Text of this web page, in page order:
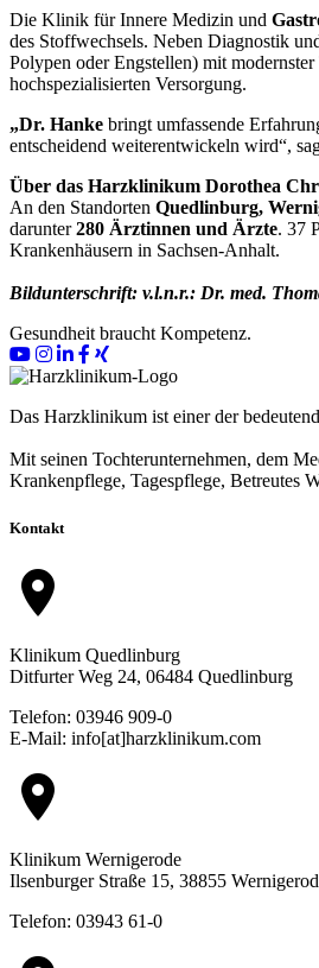
Die Klinik für Innere Medizin und
des Stoffwechsels. Neben Diagnostik
Polypen oder Engstellen) mit
hochspezialisierten Versorgung.
„Dr. Hanke bringt umfassende
entscheidend weiterentwickeln wird“,
Über das Harzklinikum Dorothea
An den Standorten Quedlinburg,
darunter280 Ärztinnen und Ärzte. 37
Krankenhäusern in Sachsen-Anhalt.
Bildunterschrift: v.l.n.r.: Dr. med.
Gesundheit braucht Kompetenz.
Das Harzklinikum ist einer der
Mit seinen Tochterunternehmen, dem
Krankenpflege, Tagespflege, Betreutes
Kontakt
location_on
Klinikum Quedlinburg
Ditfurter Weg 24, 06484 Quedlinburg
Telefon: 03946 909-0
E-Mail: info[at]harzklinikum.com
location_on
Klinikum Wernigerode
Ilsenburger Straße 15, 38855
Telefon: 03943 61-0